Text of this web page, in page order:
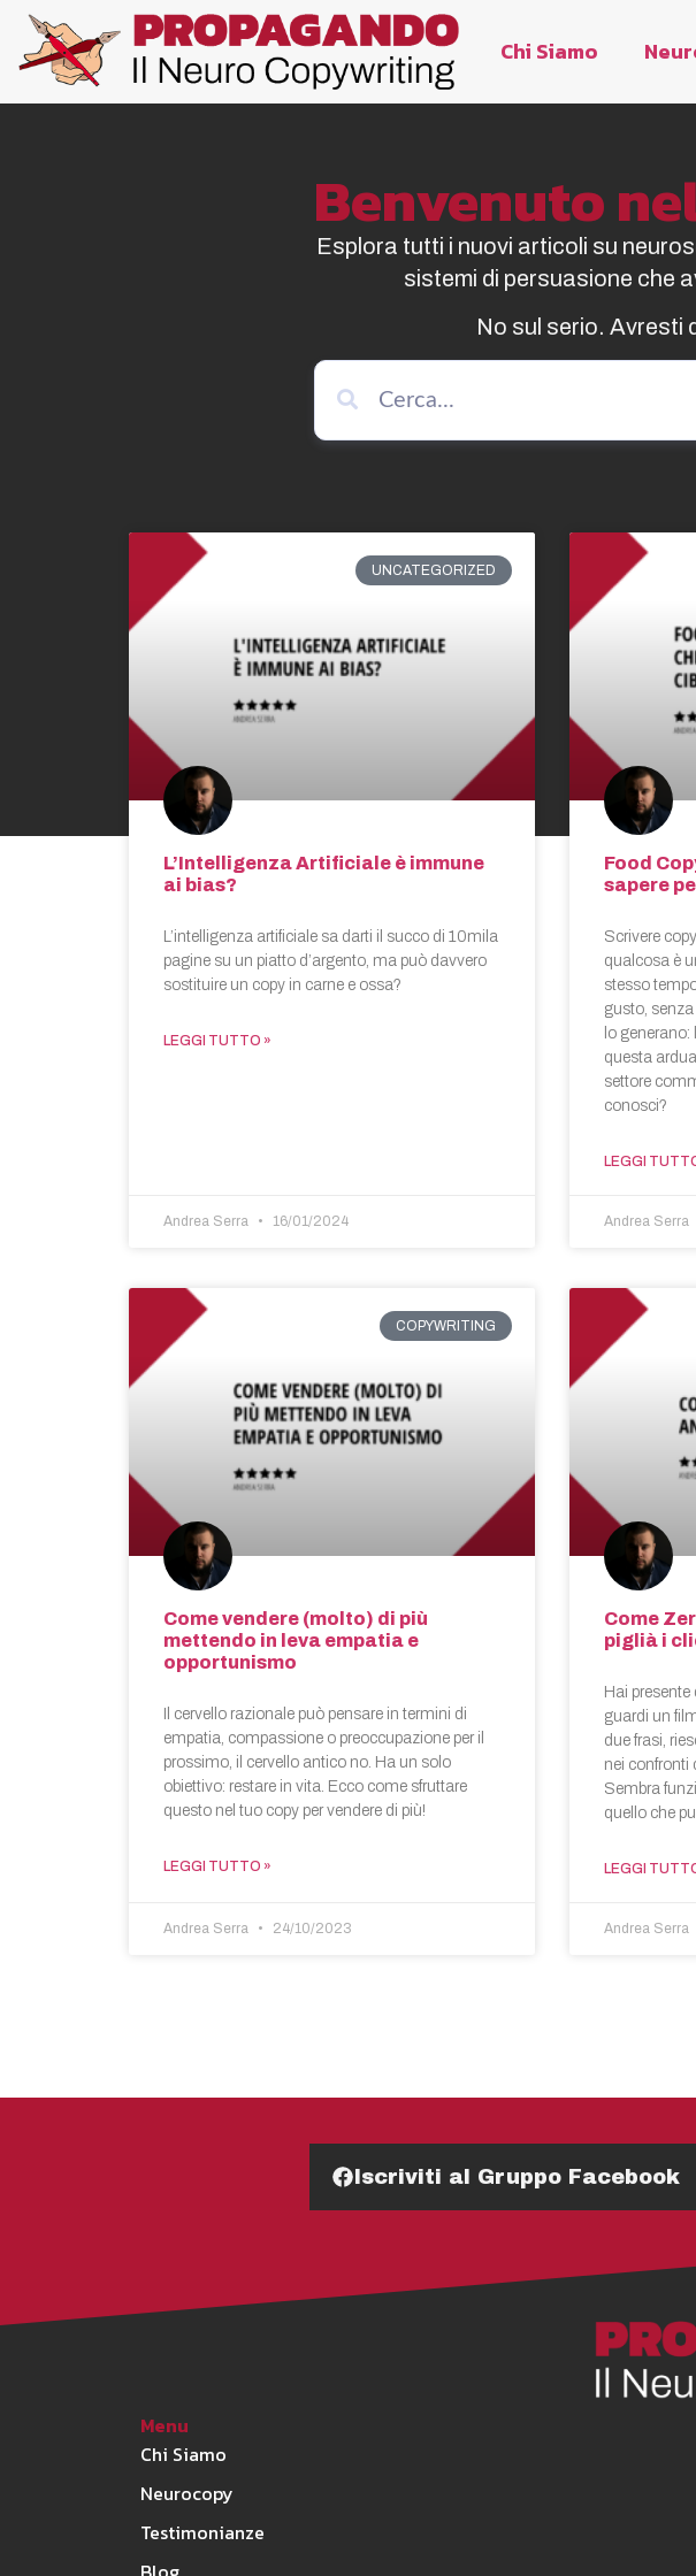
Chi Siamo
Benvenuto
Esplora tutti i nuovi articoli su
sistemi di persuasione che
No sul serio. Avresti
UNCATEGORIZED
L’Intelligenza Artificiale è immune
ai bias?
L’intelligenza artificiale sa darti il succo di 10mila
pagine su un piatto d’argento, ma può davvero
sostituire un copy in carne e ossa?
LEGGI TUTTO »
Andrea Serra 16/01/2024
Food
sapere
Scrivere
qualcosa è
stesso
gusto,
lo generano:
questa
settore
conosci?
LEGGI
Andrea Serra
COPYWRITING
Come vendere (molto) di più
mettendo in leva empatia e
opportunismo
Il cervello razionale può pensare in termini di
empatia, compassione o preoccupazione per il
prossimo, il cervello antico no. Ha un solo
obiettivo: restare in vita. Ecco come sfruttare
questo nel tuo copy per vendere di più!
LEGGI TUTTO »
Andrea Serra 24/10/2023
Come
piglià i
Hai
guardi un
due frasi,
nei confronti
Sembra
quello che
LEGGI
Andrea Serra
Iscriviti al Gruppo Facebook
Menu
Chi Siamo
Neurocopy
Testimonianze